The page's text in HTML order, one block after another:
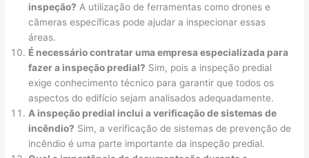
inspeção? A utilização de ferramentas como drones e
câmeras específicas pode ajudar a inspecionar essas
áreas.
É necessário contratar uma empresa especializada para
fazer a inspeção predial? Sim, pois a inspeção predial
exige conhecimento técnico para garantir que todos os
aspectos do edifício sejam analisados adequadamente.
A inspeção predial inclui a verificação de sistemas de
incêndio? Sim, a verificação de sistemas de prevenção de
incêndio é uma parte importante da inspeção predial.